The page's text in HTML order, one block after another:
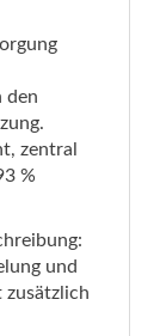
den
zentral
%
und
zusätzlich